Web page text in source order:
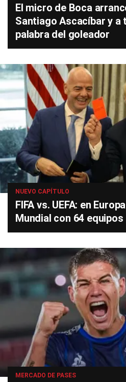
El micro de Boca
Santiago Ascacíbar y
palabra del goleador
NUEVO CAPÍTULO
FIFA vs. UEFA: en
Mundial con 64 equipos
MERCADO DE PASES